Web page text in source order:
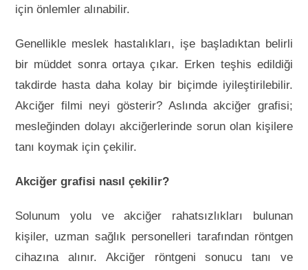
için önlemler alınabilir.
Genellikle meslek hastalıkları, işe başladıktan belirli
bir müddet sonra ortaya çıkar. Erken teşhis edildiği
takdirde hasta daha kolay bir biçimde iyileştirilebilir.
Akciğer filmi neyi gösterir? Aslında akciğer grafisi;
mesleğinden dolayı akciğerlerinde sorun olan kişilere
tanı koymak için çekilir.
Akciğer grafisi nasıl çekilir?
Solunum yolu ve akciğer rahatsızlıkları bulunan
kişiler, uzman sağlık personelleri tarafından röntgen
cihazına alınır. Akciğer röntgeni sonucu tanı ve